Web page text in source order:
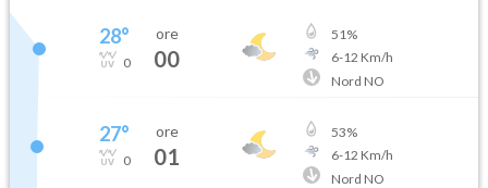
28°
0
ore
00
51%
6-12 Km/h
Nord NO
27°
0
ore
01
53%
6-12 Km/h
Nord NO